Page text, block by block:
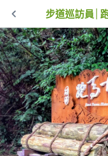
步道巡訪員│